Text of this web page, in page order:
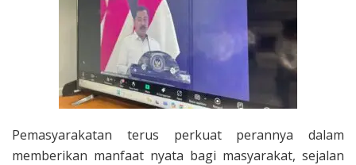
Pemasyarakatan terus perkuat perannya dalam
memberikan manfaat nyata bagi masyarakat, sejalan